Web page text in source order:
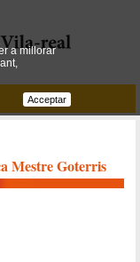
Mestre Goterris
a millorar
Acceptar